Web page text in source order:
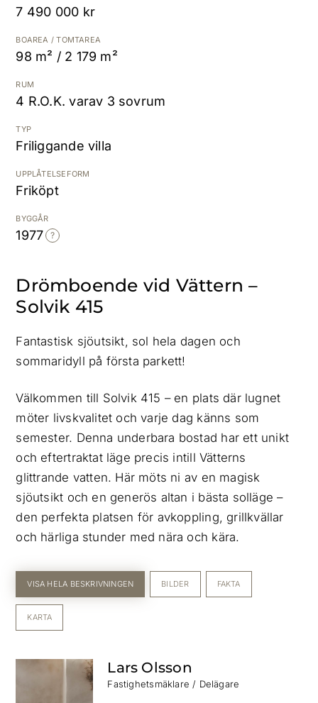
7 490 000 kr
BOAREA / TOMTAREA
98 m² / 2 179 m²
RUM
4 R.O.K. varav 3 sovrum
TYP
Friliggande villa
UPPLÅTELSEFORM
Friköpt
BYGGÅR
1977
Drömboende vid Vättern –
Solvik 415
Fantastisk sjöutsikt, sol hela dagen och
sommaridyll på första parkett!
Välkommen till Solvik 415 – en plats där lugnet
möter livskvalitet och varje dag känns som
semester. Denna underbara bostad har ett unikt
och eftertraktat läge precis intill Vätterns
glittrande vatten. Här möts ni av en magisk
sjöutsikt och en generös altan i bästa solläge –
den perfekta platsen för avkoppling, grillkvällar
och härliga stunder med nära och kära.
VISA HELA BESKRIVNINGEN BILDER FAKTA
KARTA
Lars Olsson
Fastighetsmäklare / Delägare